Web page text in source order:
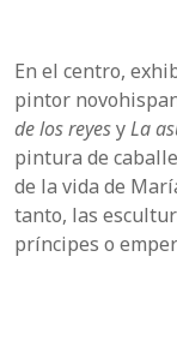
En el centro,
pintor
de los reyesyLa
pintura de
de la vida de
tanto, las
príncipes o